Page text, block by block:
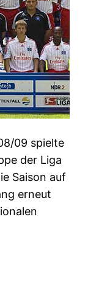
09 spielte
der Liga
Saison auf
erneut